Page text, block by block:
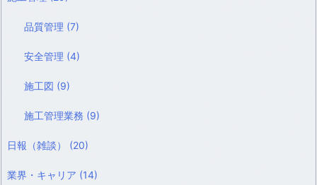
品質管理 (7)
安全管理 (4)
施工図 (9)
施工管理業務 (9)
日報（雑談） (20)
業界・キャリア (14)